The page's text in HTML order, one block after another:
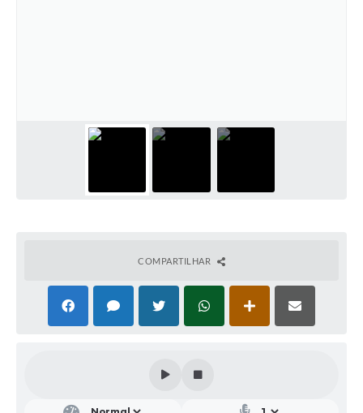
Cartas de Serviço ao Usuário
Galeria de Vídeos
COMPARTILHAR